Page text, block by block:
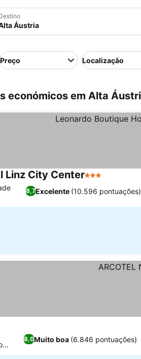
Preço Localização
económicos em Alta
Linz City Center3 Estrelas
8,7Excelente (10.596 pontuações)
8,0Muito boa (6.846 pontuações)